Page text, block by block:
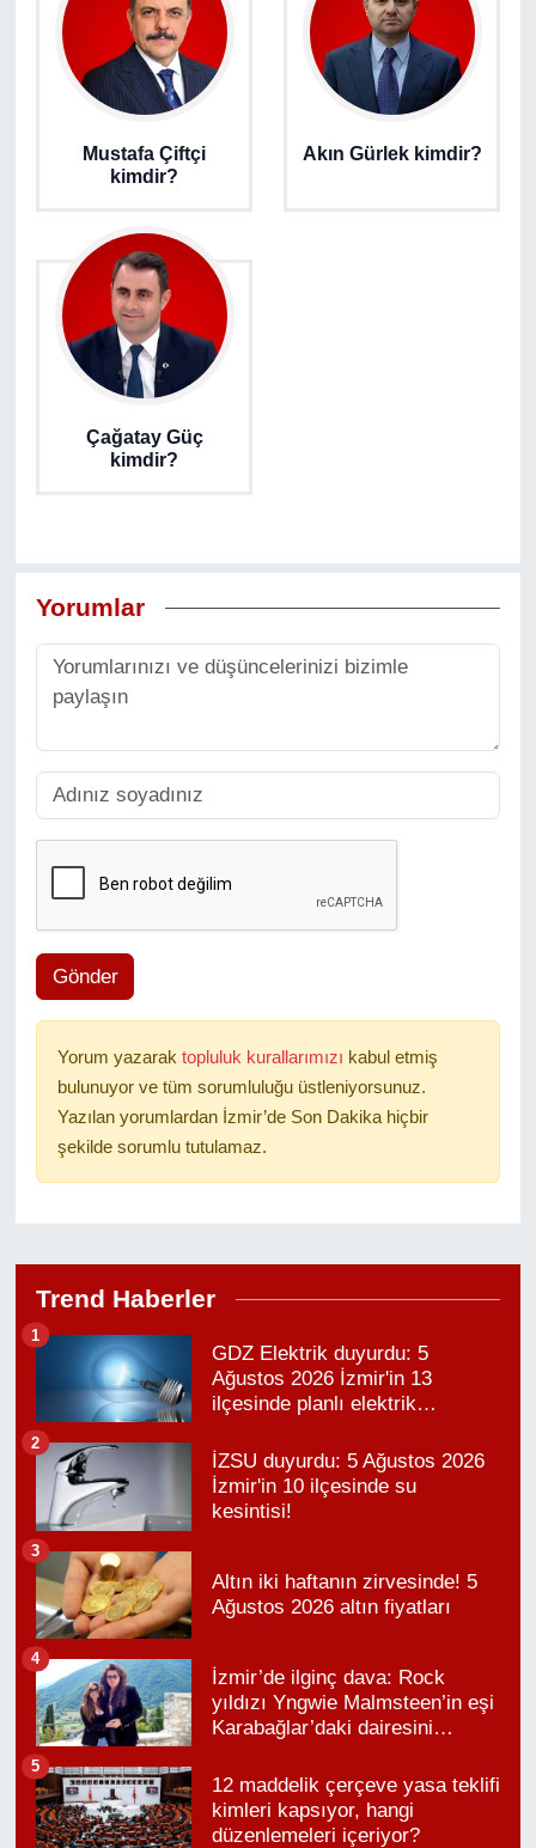
Mustafa Çiftçi
kimdir?
Akın Gürlek kimdir?
Çağatay Güç
kimdir?
Yorumlar
Gönder
Yorum yazarak topluluk kurallarımızı kabul etmiş
bulunuyor ve tüm sorumluluğu üstleniyorsunuz.
Yazılan yorumlardan İzmir’de Son Dakika hiçbir
şekilde sorumlu tutulamaz.
Trend Haberler
GDZ Elektrik duyurdu: 5
Ağustos 2026 İzmir'in 13
ilçesinde planlı elektrik
1
İZSU duyurdu: 5 Ağustos 2026
İzmir'in 10 ilçesinde su
kesintisi!
2
Altın iki haftanın zirvesinde! 5
Ağustos 2026 altın fiyatları
3
İzmir’de ilginç dava: Rock
yıldızı Yngwie Malmsteen’in eşi
Karabağlar’daki dairesini
4
12 maddelik çerçeve yasa teklifi
kimleri kapsıyor, hangi
düzenlemeleri içeriyor?
5